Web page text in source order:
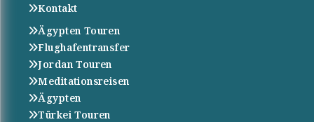
Kontakt
Ägypten Touren
Flughafentransfer
Jordan Touren
Meditationsreisen
Ägypten
Türkei Touren